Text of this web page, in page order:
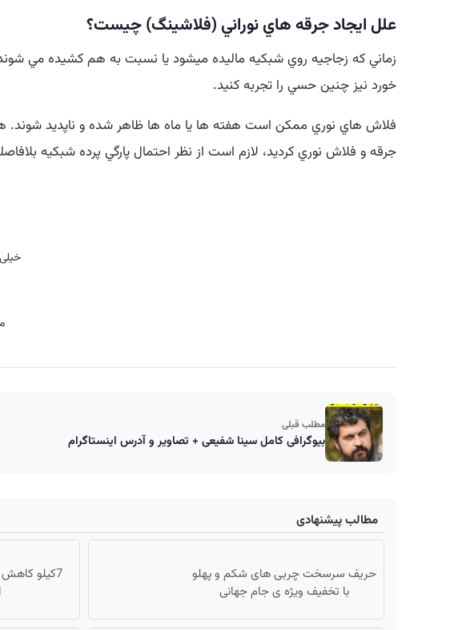
علل ايجاد جرقه هاي نوراني (فلاشينگ) چيست؟
زماني که زجاجيه روي شبکيه ماليده ميشود يا نسبت به هم کشيده مي
خورد نيز چنين حسي را تجربه کنيد.
فلاش هاي نوري ممکن است هفته ها يا ماه ها ظاهر شده و ناپديد شوند.
جرقه و فلاش نوري کرديد، لازم است از نظر احتمال پارگي پرده شبکيه
مطلب قبلی
بیوگرافی کامل سینا شفیعی + تصاویر و آدرس اینستاگرام
مطالب پیشنهادی
حریف سرسخت چربی های شکم و پهلو
با تخفیف ویژه ی جام جهانی